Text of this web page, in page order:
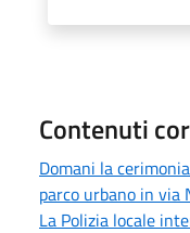
Contenuti
Domani la
parco urbano in via
La Polizia locale